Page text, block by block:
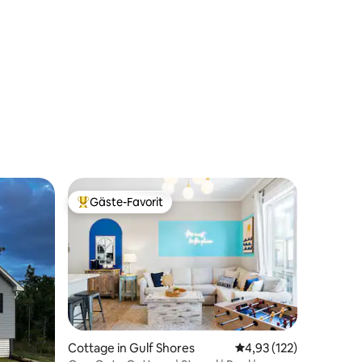
Bewertungen
Beliebter Gäste-Favorit.
Gäste-Favorit
Cottage in Gulf Shores Durchschnittliche
4,93 (122)